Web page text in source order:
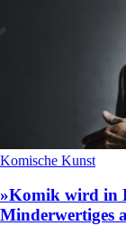
Komische Kunst
»Komik wird in
Minderwertiges